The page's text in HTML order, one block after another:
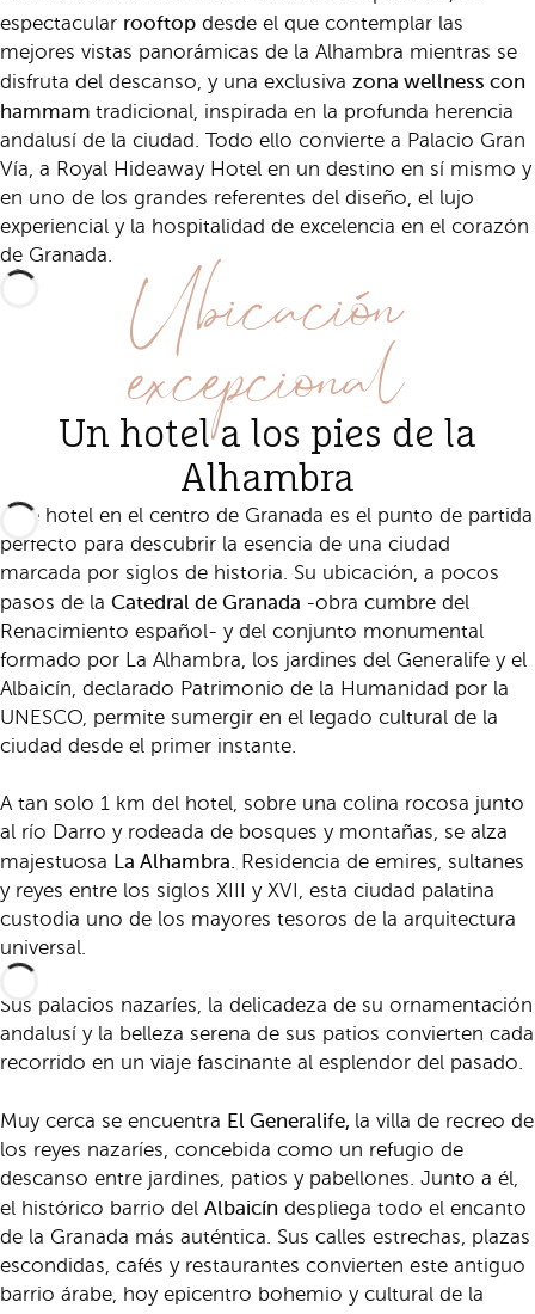
espectacular rooftop desde el que contemplar las
mejores vistas panorámicas de la Alhambra mientras se
disfruta del descanso, y una exclusiva zona wellness con
hammam tradicional, inspirada en la profunda herencia
andalusí de la ciudad. Todo ello convierte a Palacio Gran
Vía, a Royal Hideaway Hotel en un destino en sí mismo y
en uno de los grandes referentes del diseño, el lujo
experiencial y la hospitalidad de excelencia en el corazón
de Granada.
Ubicación
excepcional
Un hotel a los pies de la
Alhambra
Este hotel en el centro de Granada es el punto de partida
perfecto para descubrir la esencia de una ciudad
marcada por siglos de historia. Su ubicación, a pocos
pasos de la Catedral de Granada -obra cumbre del
Renacimiento español- y del conjunto monumental
formado por La Alhambra, los jardines del Generalife y el
Albaicín, declarado Patrimonio de la Humanidad por la
UNESCO, permite sumergir en el legado cultural de la
ciudad desde el primer instante.
A tan solo 1 km del hotel, sobre una colina rocosa junto
al río Darro y rodeada de bosques y montañas, se alza
majestuosa La Alhambra. Residencia de emires, sultanes
y reyes entre los siglos XIII y XVI, esta ciudad palatina
custodia uno de los mayores tesoros de la arquitectura
universal.
Sus palacios nazaríes, la delicadeza de su ornamentación
andalusí y la belleza serena de sus patios convierten cada
recorrido en un viaje fascinante al esplendor del pasado.
Muy cerca se encuentra El Generalife, la villa de recreo de
los reyes nazaríes, concebida como un refugio de
descanso entre jardines, patios y pabellones. Junto a él,
el histórico barrio del Albaicín despliega todo el encanto
de la Granada más auténtica. Sus calles estrechas, plazas
escondidas, cafés y restaurantes convierten este antiguo
barrio árabe, hoy epicentro bohemio y cultural de la